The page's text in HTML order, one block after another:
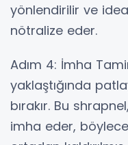
yönlendirilir ve
nötralize eder.
Adım 4: İmha
yaklaştığında
bırakır. Bu
imha eder,